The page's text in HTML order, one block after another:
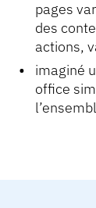
pages
des
actions,
imaginé
office